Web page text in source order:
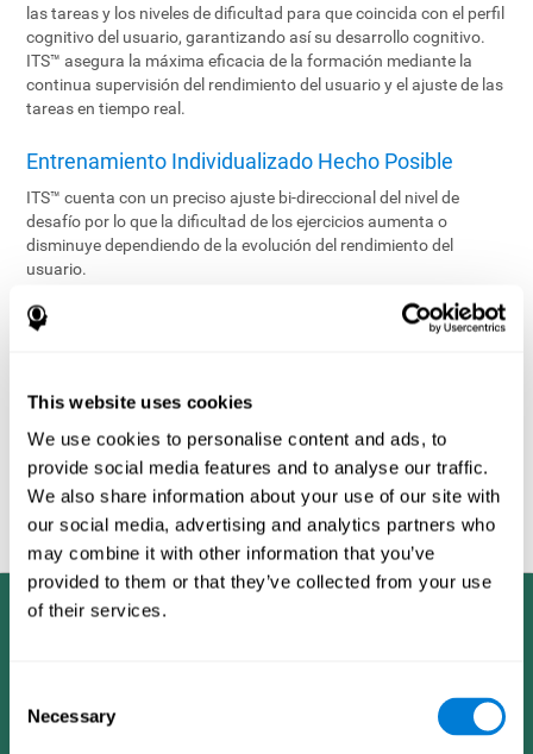
This website uses cookies
We use cookies to personalise content and ads, to
provide social media features and to analyse our traffic.
We also share information about your use of our site with
our social media, advertising and analytics partners who
may combine it with other information that you’ve
provided to them or that they’ve collected from your use
of their services.
Selection
Necessary
las tareas y los niveles de dificultad para que coincida con el perfil
cognitivo del usuario, garantizando así su desarrollo cognitivo.
ITS™ asegura la máxima eficacia de la formación mediante la
continua supervisión del rendimiento del usuario y el ajuste de las
tareas en tiempo real.
Entrenamiento Individualizado Hecho Posible
ITS™ cuenta con un preciso ajuste bi-direccional del nivel de
desafío por lo que la dificultad de los ejercicios aumenta o
disminuye dependiendo de la evolución del rendimiento del
usuario.
determinar el perfil cognitivo del usuario es una comparación con
evaluación es la inmensa base de datos de CogniFit que contiene
la información obtenida de muchos usuarios diferentes. Este
conjunto de información es compartida por todos los productos
de ejercicio cerebral de CogniFit, permitiendo así la elaboración de
los datos estadísticos que posibilitan analizar a cada usuario y
generar una retroalimentación positiva.